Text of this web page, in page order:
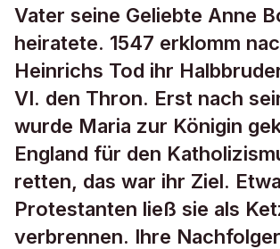
Vater seine Geliebte Anne
heiratete. 1547 erklomm
Heinrichs Tod ihr
VI. den Thron. Erst nach
wurde Maria zur Königin
England für den
retten, das war ihr Ziel.
Protestanten ließ sie als
verbrennen. Ihre